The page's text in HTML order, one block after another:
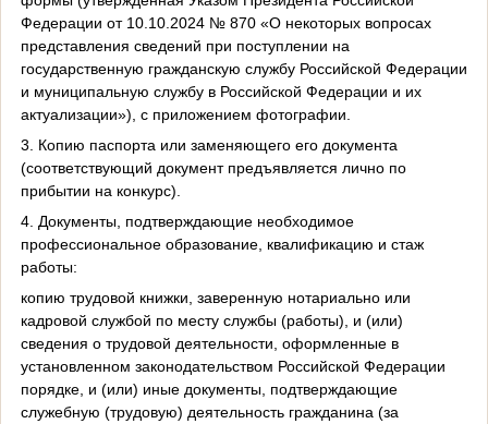
Федерации от 10.10.2024 № 870 «О некоторых вопросах
представления сведений при поступлении на
государственную гражданскую службу Российской Федерации
и муниципальную службу в Российской Федерации и их
актуализации»), с приложением фотографии.
3. Копию паспорта или заменяющего его документа
(соответствующий документ предъявляется лично по
прибытии на конкурс).
4. Документы, подтверждающие необходимое
профессиональное образование, квалификацию и стаж
работы:
копию трудовой книжки, заверенную нотариально или
кадровой службой по месту службы (работы), и (или)
сведения о трудовой деятельности, оформленные в
установленном законодательством Российской Федерации
порядке, и (или) иные документы, подтверждающие
служебную (трудовую) деятельность гражданина (за